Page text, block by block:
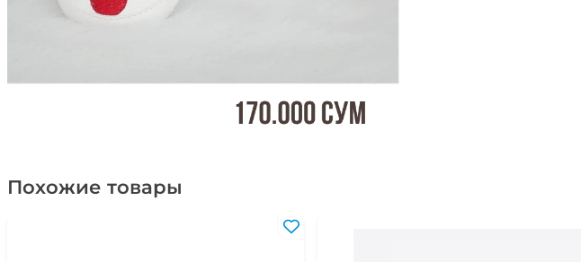
Похожие товары